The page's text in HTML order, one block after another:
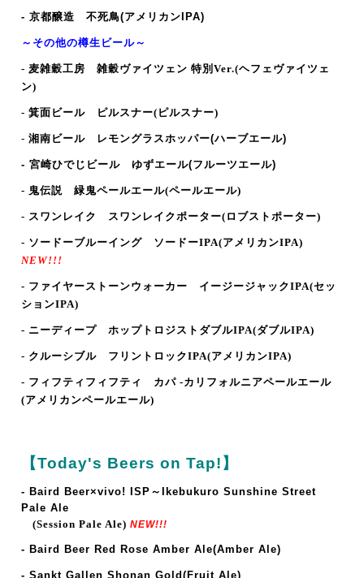
- 京都醸造 不死鳥(アメリカンIPA)
～その他の樽生ビール～
- 麦雑穀工房 雑穀ヴァイツェン 特別Ver.(ヘフェヴァイツェ
ン)
- 箕面ビール ピルスナー(ピルスナー)
- 湘南ビール レモングラスホッパー(ハーブエール)
- 宮崎ひでじビール ゆずエール(フルーツエール)
- 鬼伝説 緑鬼ペールエール(ペールエール)
- スワンレイク スワンレイクポーター(ロブストポーター)
- ソードーブルーイング ソードーIPA(アメリカンIPA)
NEW!!!
- ファイヤーストーンウォーカー イージージャックIPA(セッ
ションIPA)
- ニーディープ ホップトロジストダブルIPA(ダブルIPA)
- クルーシブル フリントロックIPA(アメリカンIPA)
- フィフティフィフティ カパ -カリフォルニアペールエール
(アメリカンペールエール)
【Today's Beers on Tap!】
- Baird Beer×vivo! ISP～Ikebukuro Sunshine Street
Pale Ale
(Session Pale Ale) NEW!!!
- Baird Beer Red Rose Amber Ale(Amber Ale)
- Sankt Gallen Shonan Gold(Fruit Ale)